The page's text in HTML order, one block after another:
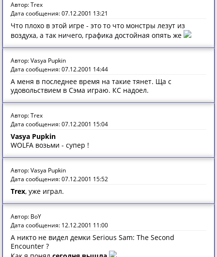
Автор: Trex
Дата сообщения: 07.12.2001 13:21
Что плохо в этой игре - это то что монстры лезут из
воздуха, а так ничего, графика достойная опять же
Автор: Vasya Pupkin
Дата сообщения: 07.12.2001 14:44
А меня в последнее время на такие тянет. Ща с
удовольствием в Сэма играю. КС надоел.
Автор: Trex
Дата сообщения: 07.12.2001 15:04
Vasya Pupkin
WOLFA возьми - супер !
Автор: Vasya Pupkin
Дата сообщения: 07.12.2001 15:52
Trex, уже играл.
Автор: BoY
Дата сообщения: 12.12.2001 11:00
А никто не видел демки Serious Sam: The Second
Encounter ?